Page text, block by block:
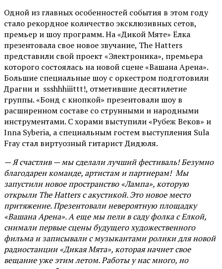
Одной из главных особенностей события в этом году
стало рекордное количество эксклюзивных сетов,
премьер и шоу программ. На «Дикой Мяте» Ёлка
презентовала свое новое звучание, The Hatters
представили свой проект «Электроника», премьера
которого состоялась на новой сцене «Вашана Арена».
Большие специальные шоу с оркестром подготовили
Драгни и ssshhhiiittt!, отметившие десятилетие
группы. «Бонд с кнопкой» презентовали шоу в
расширенном составе со струнными и народными
инструментами. С хорами выступили «Рубеж Веков» и
Inna Syberia, а специальным гостем выступления Sula
Fray стал виртуозный гитарист Дидюля.
— Я счастлив — мы сделали лучший фестиваль! Безумно
благодарен команде, артистам и партнерам! Мы
запустили новое пространство «Лампа», которую
открыли The Hatters с акустикой. Это новое место
притяжение. Презентовали невероятную площадку
«Вашана Арена». А еще мы пели в саду фолка с Елкой,
снимали первые сцены будущего художественного
фильма и записывали с музыкантами ролики для новой
радиостанции «Дикая Мята», которая начнет свое
вещание уже этим летом. Работы у нас много, но